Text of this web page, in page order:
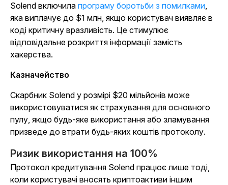
Solend включила програму боротьби з помилками,
яка виплачує до $1 млн, якщо користувач виявляє в
коді критичну вразливість. Це стимулює
відповідальне розкриття інформації замість
хакерства.
Казначейство
Скарбник Solend у розмірі $20 мільйонів може
використовуватися як страхування для основного
пулу, якщо будь-яке використання або зламування
призведе до втрати будь-яких коштів протоколу.
Ризик використання на 100%
Протокол кредитування Solend працює лише тоді,
коли користувачі вносять криптоактиви іншим